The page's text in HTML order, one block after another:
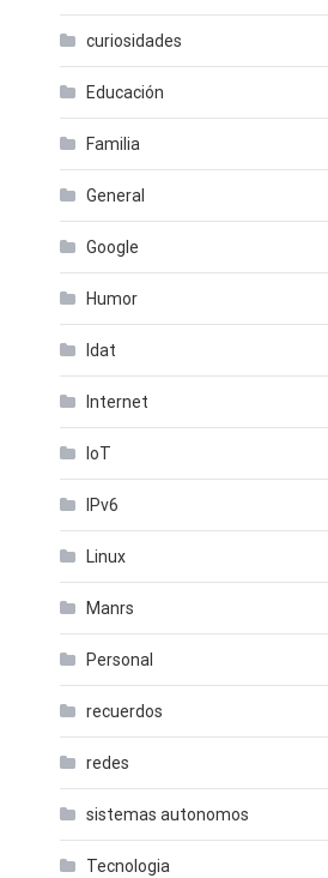
curiosidades
Educación
Familia
General
Google
Humor
Idat
Internet
IoT
IPv6
Linux
Manrs
Personal
recuerdos
redes
sistemas autonomos
Tecnologia